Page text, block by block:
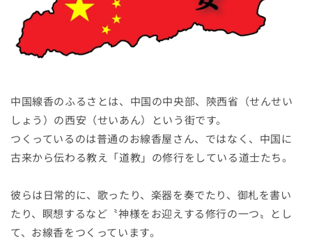
中国線香のふるさとは、中国の中央部、陝西省（せんせい
しょう）の西安（せいあん）という街です。
つくっているのは普通のお線香屋さん、ではなく、中国に
古来から伝わる教え「道教」の修行をしている道士たち。
彼らは日常的に、歌ったり、楽器を奏でたり、御札を書い
たり、瞑想するなど〝神様をお迎えする修行の一つ〟とし
て、お線香をつくっています。